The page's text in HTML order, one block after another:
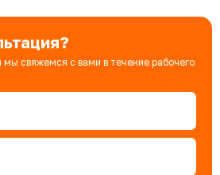
мы свяжемся с вами в течение рабочего